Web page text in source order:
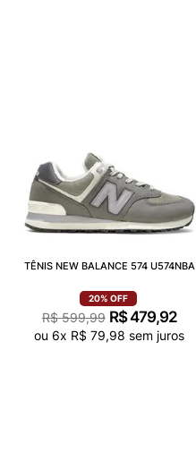
TÊNIS NEW BALANCE 574 U574NBA
20% OFF
R$ 599,99 R$479,92
ou6x R$ 79,98 sem juros